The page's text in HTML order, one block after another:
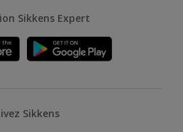
Sikkens Expert
Sikkens